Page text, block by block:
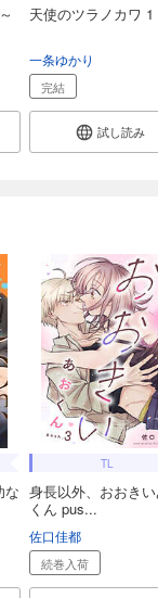
天使のツラノカワ 1
一条ゆかり
完結
試し読み
な
TL
身長以外、おおき
くん pus...
佐口佳都
続巻入荷